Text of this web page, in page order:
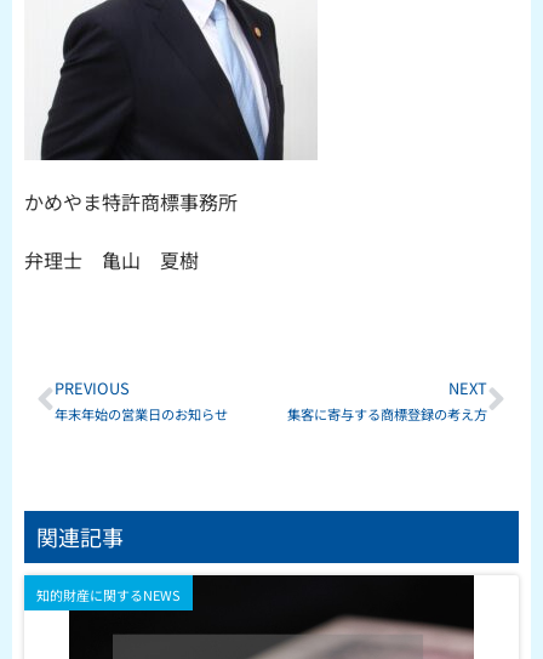
かめやま特許商標事務所
弁理士 亀山 夏樹
PREVIOUS
年末年始の営業日のお知らせ
NEXT
集客に寄与する商標登録の考え方
関連記事
知的財産に関するNEWS